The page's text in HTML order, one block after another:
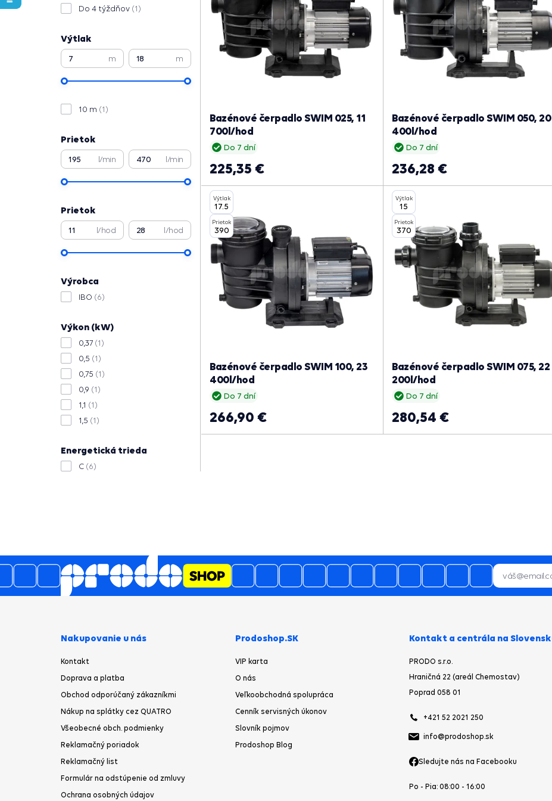
Do 4 týždňov (1)
Výtlak
m m
10 m (1)
Prietok
l/min l/min
Prietok
l/hod l/hod
Výrobca
IBO (6)
Výkon (kW)
0,37 (1)
0,5 (1)
0,75 (1)
0,9 (1)
1,1 (1)
1,5 (1)
Energetická trieda
C (6)
Do 7 dní
Bazénové čerpadlo SWIM 025, 11
700l/hod
225,35 €
Do 7 dní
Bazénové čerpadlo SWIM 050, 20
400l/hod
236,28 €
Výtlak
17.5
Prietok
390
Do 7 dní
Bazénové čerpadlo SWIM 100, 23
400l/hod
266,90 €
Výtlak
15
Prietok
370
Do 7 dní
Bazénové čerpadlo SWIM 075, 22
200l/hod
280,54 €
urgencii telefonicky
Nakupovanie u nás
Kontakt
Doprava a platba
Obchod odporúčaný zákazníkmi
Prodoshop.SK Kontakt a centrála na Slovensku
PRODO s.r.o.
Poprad 058 01